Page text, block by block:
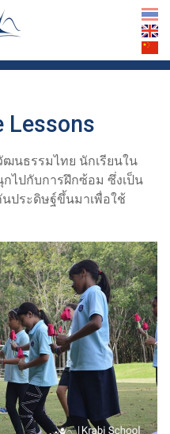
th
en
cn
สาร...
Lessons
ฒนธรรมไทย นักเรียนใน
ไปกับการฝึกซ้อม ซึ่งเป็น
ประดิษฐ์ขึ้นมาเพื่อใช้